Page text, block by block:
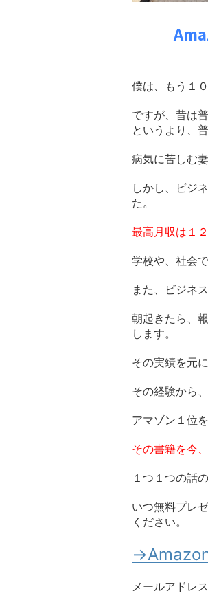
僕は、もう１
ですが、昔は
というより、
病気に苦しむ
しかし、ビジ
た。
最高月収は１
学校や、社会
また、ビジネ
朝起きたら、
します。
その実績を元に
その経験から
アマゾン１位
その書籍を今
１つ１つの話
いつ無料プレ
ください。
メールアドレ